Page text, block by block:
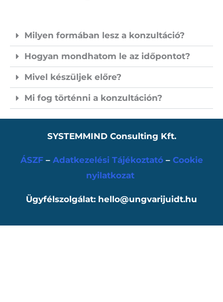
Milyen formában lesz a konzultáció?
Hogyan mondhatom le az időpontot?
Mivel készüljek előre?
Mi fog történni a konzultáción?
SYSTEMMIND Consulting Kft.
ÁSZF– Adatkezelési Tájékoztató– Cookie
nyilatkozat
Ügyfélszolgálat: hello@ungvarijuidt.hu